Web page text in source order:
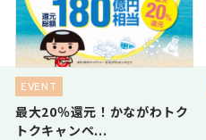
EVENT
最大20％還元！かながわトク
トクキャンペ...